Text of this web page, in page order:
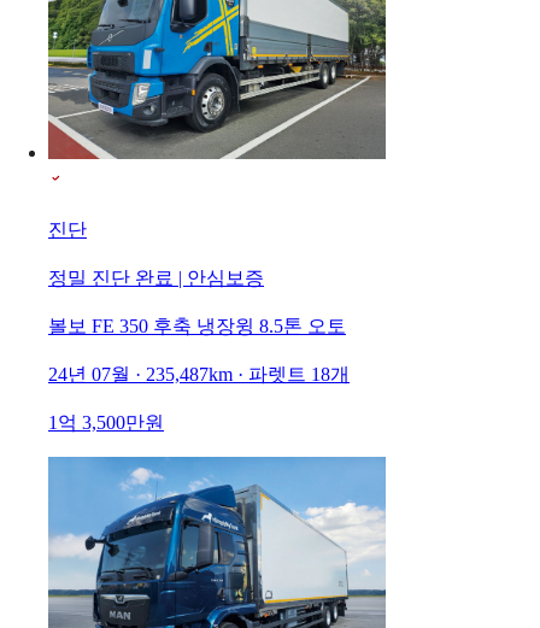
진단
정밀 진단 완료 | 안심보증
볼보 FE 350 후축 냉장윙 8.5톤 오토
24년 07월 · 235,487km · 파렛트 18개
1억 3,500만원